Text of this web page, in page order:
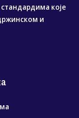
које
и